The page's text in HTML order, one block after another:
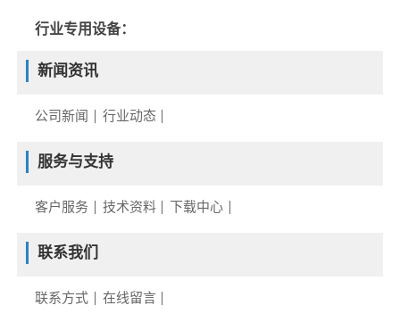
行业专用设备：
新闻资讯
公司新闻 行业动态
服务与支持
客户服务 技术资料 下载中心
联系我们
联系方式 在线留言